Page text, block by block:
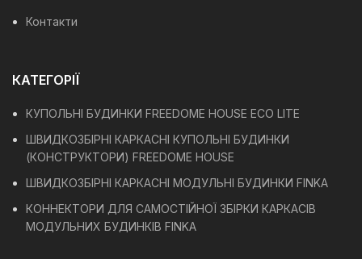
Контакти
КАТЕГОРІЇ
КУПОЛЬНІ БУДИНКИ FREEDOME HOUSE ECO LITE
ШВИДКОЗБІРНІ КАРКАСНІ КУПОЛЬНІ БУДИНКИ
(КОНСТРУКТОРИ) FREEDOME HOUSE
ШВИДКОЗБІРНІ КАРКАСНІ МОДУЛЬНІ БУДИНКИ FINKA
КОННЕКТОРИ ДЛЯ САМОСТІЙНОЇ ЗБІРКИ КАРКАСІВ
МОДУЛЬНИХ БУДИНКІВ FINKA